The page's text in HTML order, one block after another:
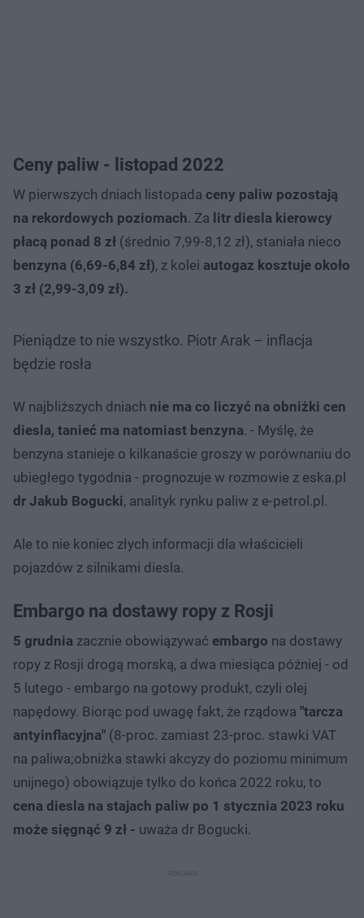
Ceny paliw - listopad 2022
W pierwszych dniach listopada ceny paliw pozostają
na rekordowych poziomach. Za litr diesla kierowcy
płacą ponad 8 zł (średnio 7,99-8,12 zł), staniała nieco
benzyna (6,69-6,84 zł), z kolei autogaz kosztuje około
3 zł (2,99-3,09 zł).
Pieniądze to nie wszystko. Piotr Arak – inflacja
będzie rosła
W najbliższych dniach nie ma co liczyć na obniżki cen
diesla, tanieć ma natomiast benzyna. - Myślę, że
benzyna stanieje o kilkanaście groszy w porównaniu do
ubiegłego tygodnia - prognozuje w rozmowie z eska.pl
dr Jakub Bogucki, analityk rynku paliw z e-petrol.pl.
Ale to nie koniec złych informacji dla właścicieli
pojazdów z silnikami diesla.
Embargo na dostawy ropy z Rosji
5 grudnia zacznie obowiązywać embargo na dostawy
ropy z Rosji drogą morską, a dwa miesiąca później - od
5 lutego - embargo na gotowy produkt, czyli olej
napędowy. Biorąc pod uwagę fakt, że rządowa "tarcza
antyinflacyjna" (8-proc. zamiast 23-proc. stawki VAT
na paliwa;obniżka stawki akcyzy do poziomu minimum
unijnego) obowiązuje tylko do końca 2022 roku, to
cena diesla na stajach paliw po 1 stycznia 2023 roku
może sięgnąć 9 zł - uważa dr Bogucki.